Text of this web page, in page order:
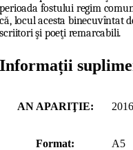
perioada fostului regim
că, locul acesta binecuvîntat
scriitori şi poeţi remarcabili.
Informații
AN APARIŢIE: 2016
Format: A5